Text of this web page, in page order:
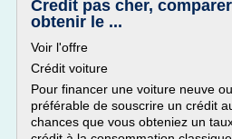
Credit pas cher,
obtenir le ...
Voir l'offre
Crédit voiture
Pour financer une voiture neuve
préférable de souscrire un crédit
chances que vous obteniez un